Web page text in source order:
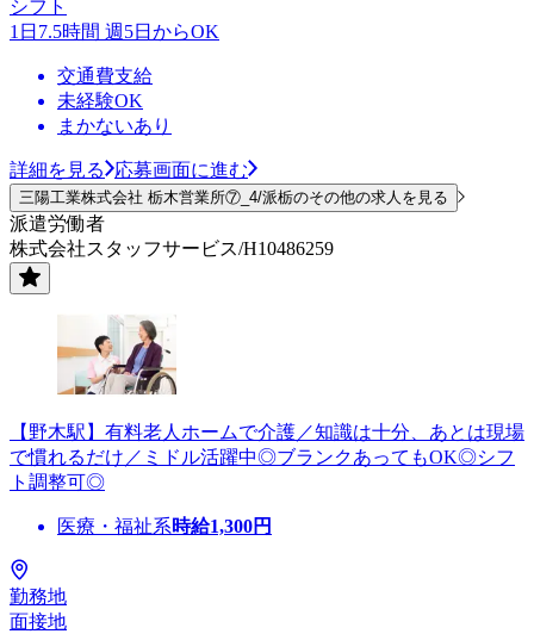
シフト
1日7.5時間 週5日からOK
交通費支給
未経験OK
まかないあり
詳細を見る 応募画面に進む
三陽工業株式会社 栃木営業所⑦_4/派栃のその他の求人を見る
派遣労働者
株式会社スタッフサービス/H10486259
【野木駅】有料老人ホームで介護／知識は十分、あとは現場
で慣れるだけ／ミドル活躍中◎ブランクあってもOK◎シフ
ト調整可◎
医療・福祉系時給1,300円
勤務地
面接地